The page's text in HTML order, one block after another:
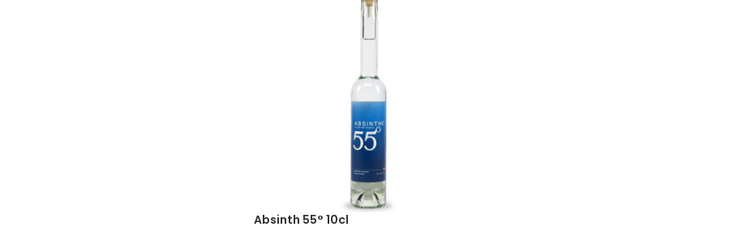
Absinth 55° 10cl